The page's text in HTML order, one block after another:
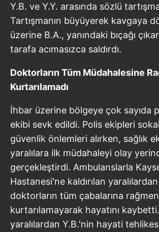
Y.B. ve Y.Y. arasında sözlü
Tartışmanın büyüyerek kavgaya
üzerine B.A., yanındaki bıçağı
tarafa acımasızca saldırdı.
Doktorların Tüm Müdahalesine
Kurtarılamadı
İhbar üzerine bölgeye çok sayıda
ekibi sevk edildi. Polis ekipleri
güvenlik önlemleri alırken, sağlık
yaralılara ilk müdahaleyi olay
gerçekleştirdi. Ambulanslarla
Hastanesi'ne kaldırılan
doktorların tüm çabalarına rağmen
kurtarılamayarak hayatını
yaralılardan Y.B.'nin hayati